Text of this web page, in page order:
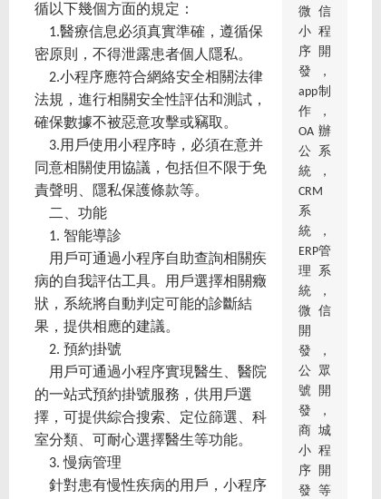
循以下幾個方面的規定：
1.醫療信息必須真實準確，遵循保
密原則，不得泄露患者個人隱私。
2.小程序應符合網絡安全相關法律
法規，進行相關安全性評估和測試，
確保數據不被惡意攻擊或竊取。
3.用戶使用小程序時，必須在意并
同意相關使用協議，包括但不限于免
責聲明、隱私保護條款等。
二、功能
1. 智能導診
用戶可通過小程序自助查詢相關疾
病的自我評估工具。用戶選擇相關癥
狀，系統將自動判定可能的診斷結
果，提供相應的建議。
2. 預約掛號
用戶可通過小程序實現醫生、醫院
的一站式預約掛號服務，供用戶選
擇，可提供綜合搜索、定位篩選、科
室分類、可耐心選擇醫生等功能。
3. 慢病管理
針對患有慢性疾病的用戶，小程序
微信
小程
序開
發，
app制
作，
OA辦
公系
統，
CRM
系
統，
ERP管
理系
統，
微信
開
發，
公眾
號開
發，
商城
小程
序開
發等